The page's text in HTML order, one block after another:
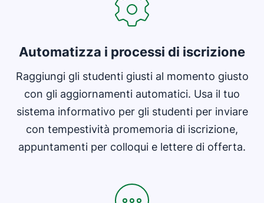
Automatizza i processi di iscrizione
Raggiungi gli studenti giusti al momento giusto
con gli aggiornamenti automatici. Usa il tuo
sistema informativo per gli studenti per inviare
con tempestività promemoria di iscrizione,
appuntamenti per colloqui e lettere di offerta.